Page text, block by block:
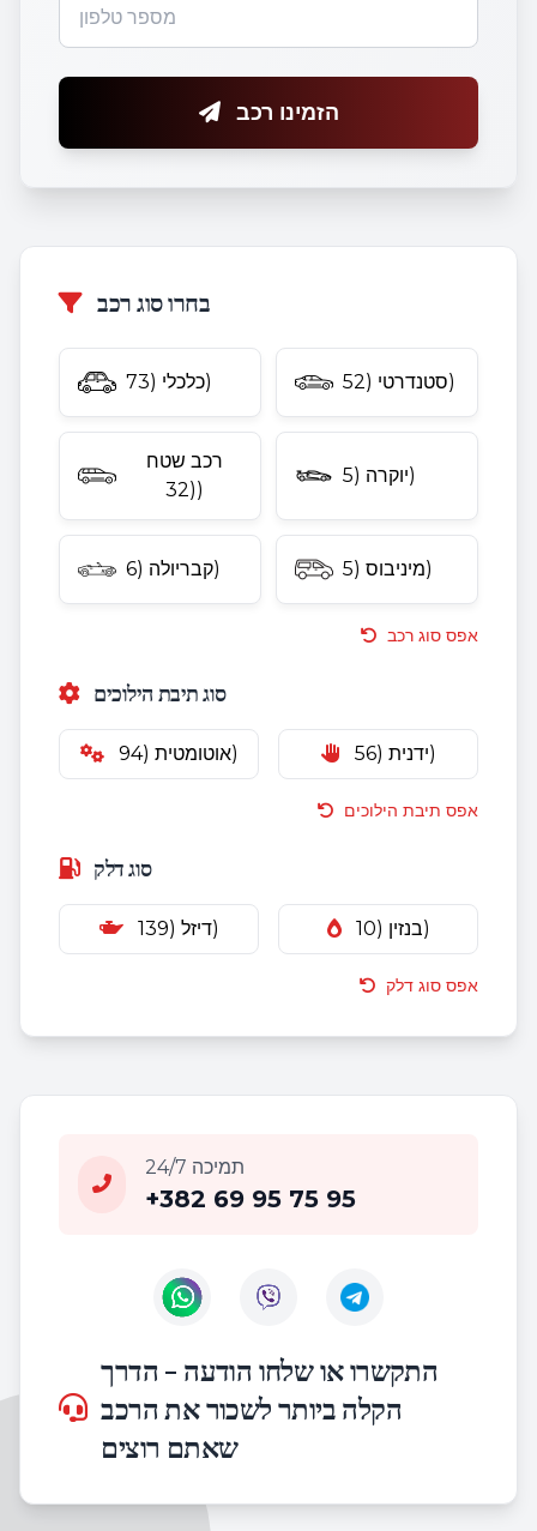
הזמינו רכב
בחרו סוג רכב
כלכלי (73) סטנדרטי (52)
רכב שטח
(32)
יוקרה (5)
קבריולה (6) מיניבוס (5)
אפס סוג רכב
סוג תיבת הילוכים
אוטומטית (94) ידנית (56)
אפס תיבת הילוכים
סוג דלק
דיזל (139) בנזין (10)
אפס סוג דלק
24/7 תמיכה
+382 69 95 75 95
Contact us on WhatsApp
Contact us on Viber
התקשרו או שלחו הודעה - הדרך
הקלה ביותר לשכור את הרכב
שאתם רוצים